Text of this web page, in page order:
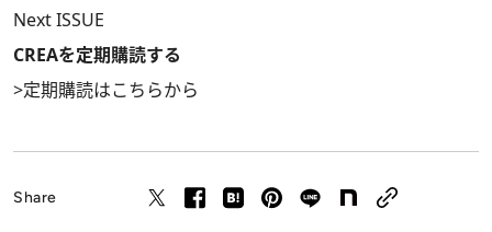
Next ISSUE
CREAを定期購読する
>定期購読はこちらから
Share